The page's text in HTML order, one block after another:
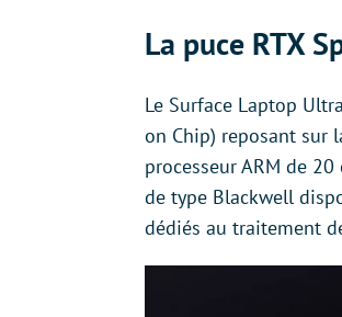
La puce RTX
Le Surface Laptop
on Chip) reposant sur
processeur ARM de
de type Blackwell
dédiés au traitement